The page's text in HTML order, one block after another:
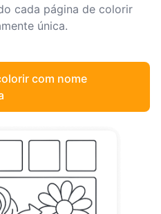
cada página de colorir
única.
com nome